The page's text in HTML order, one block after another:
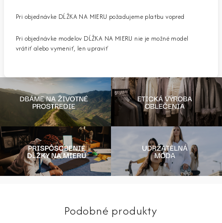
Pri objednávke DĹŽKA NA MIERU požadujeme platbu vopred
Pri objednávke modelov DĹŽKA NA MIERU nie je možné model
vrátiť alebo vymeniť, len upraviť
Podobné produkty